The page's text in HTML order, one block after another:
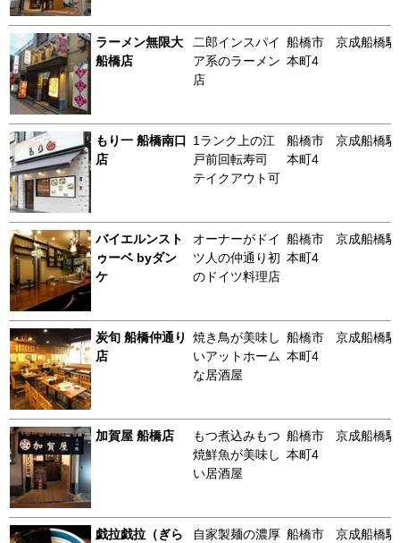
ラーメン無限大
船橋店
二郎インスパイ
ア系のラーメン
店
船橋市
本町4
京成船橋駅
もり一 船橋南口
店
1ランク上の江
戸前回転寿司
テイクアウト可
船橋市
本町4
京成船橋駅
バイエルンスト
ゥーベ byダン
ケ
オーナーがドイ
ツ人の仲通り初
のドイツ料理店
船橋市
本町4
京成船橋駅
炭旬 船橋仲通り
店
焼き鳥が美味し
いアットホーム
な居酒屋
船橋市
本町4
京成船橋駅
加賀屋 船橋店
もつ煮込みもつ
焼鮮魚が美味し
い居酒屋
船橋市
本町4
京成船橋駅
戯拉戯拉（ぎら
自家製麺の濃厚 船橋市
京成船橋駅